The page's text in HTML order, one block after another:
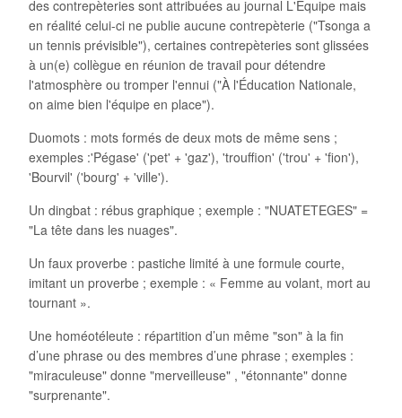
des contrepèteries sont attribuées au journal L'Équipe mais
en réalité celui-ci ne publie aucune contrepèterie ("Tsonga a
un tennis prévisible"), certaines contrepèteries sont glissées
à un(e) collègue en réunion de travail pour détendre
l'atmosphère ou tromper l'ennui ("À l'Éducation Nationale,
on aime bien l'équipe en place").
Duomots : mots formés de deux mots de même sens ;
exemples :'Pégase' ('pet' + 'gaz'), 'trouffion' ('trou' + 'fion'),
'Bourvil' ('bourg' + 'ville').
Un dingbat : rébus graphique ; exemple : "NUATETEGES" =
"La tête dans les nuages".
Un faux proverbe : pastiche limité à une formule courte,
imitant un proverbe ; exemple : « Femme au volant, mort au
tournant ».
Une homéotéleute : répartition d’un même "son" à la fin
d’une phrase ou des membres d’une phrase ; exemples :
"miraculeuse" donne "merveilleuse" , "étonnante" donne
"surprenante".